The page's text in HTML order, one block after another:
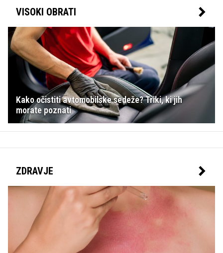
VISOKI OBRATI
Kako očistiti avtomobilske sedeže? Triki, ki jih
morate poznati
ZDRAVJE